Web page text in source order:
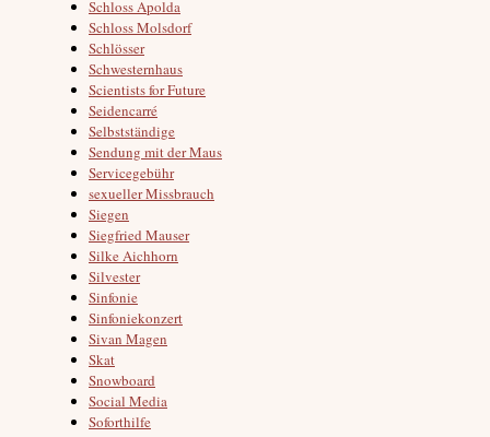
Schloss Apolda
Schloss Molsdorf
Schlösser
Schwesternhaus
Scientists for Future
Seidencarré
Selbstständige
Sendung mit der Maus
Servicegebühr
sexueller Missbrauch
Siegen
Siegfried Mauser
Silke Aichhorn
Silvester
Sinfonie
Sinfoniekonzert
Sivan Magen
Skat
Snowboard
Social Media
Soforthilfe